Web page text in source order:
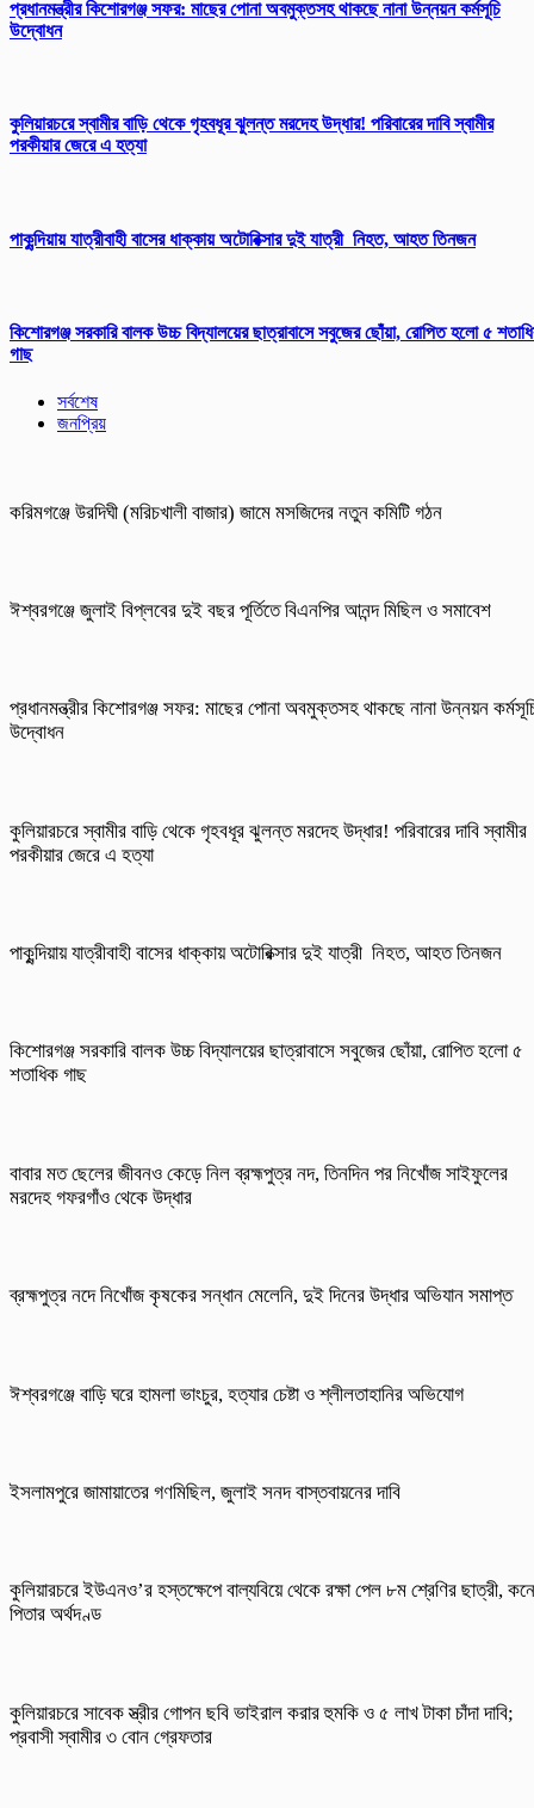
প্রধানমন্ত্রীর কিশোরগঞ্জ সফর: মাছের পোনা অবমুক্তসহ থাকছে নানা উন্নয়ন কর্মসূচি
উদ্বোধন
কুলিয়ারচরে স্বামীর বাড়ি থেকে গৃহবধূর ঝুলন্ত মরদেহ উদ্ধার! পরিবারের দাবি স্বামীর
পরকীয়ার জেরে এ হত্যা
পাকুন্দিয়ায় যাত্রীবাহী বাসের ধাক্কায় অটোরিক্সার দুই যাত্রী নিহত, আহত তিনজন
কিশোরগঞ্জ সরকারি বালক উচ্চ বিদ্যালয়ের ছাত্রাবাসে সবুজের ছোঁয়া, রোপিত হলো ৫
গাছ
সর্বশেষ
জনপ্রিয়
করিমগঞ্জে উরদিঘী (মরিচখালী বাজার) জামে মসজিদের নতুন কমিটি গঠন
ঈশ্বরগঞ্জে জুলাই বিপ্লবের দুই বছর পূর্তিতে বিএনপির আনন্দ মিছিল ও সমাবেশ
প্রধানমন্ত্রীর কিশোরগঞ্জ সফর: মাছের পোনা অবমুক্তসহ থাকছে নানা উন্নয়ন
উদ্বোধন
কুলিয়ারচরে স্বামীর বাড়ি থেকে গৃহবধূর ঝুলন্ত মরদেহ উদ্ধার! পরিবারের দাবি স্বামীর
পরকীয়ার জেরে এ হত্যা
পাকুন্দিয়ায় যাত্রীবাহী বাসের ধাক্কায় অটোরিক্সার দুই যাত্রী নিহত, আহত তিনজন
কিশোরগঞ্জ সরকারি বালক উচ্চ বিদ্যালয়ের ছাত্রাবাসে সবুজের ছোঁয়া, রোপিত হলো ৫
শতাধিক গাছ
বাবার মত ছেলের জীবনও কেড়ে নিল ব্রহ্মপুত্র নদ, তিনদিন পর নিখোঁজ সাইফুলের
মরদেহ গফরগাঁও থেকে উদ্ধার
ব্রহ্মপুত্র নদে নিখোঁজ কৃষকের সন্ধান মেলেনি, দুই দিনের উদ্ধার অভিযান সমাপ্ত
ঈশ্বরগঞ্জে বাড়ি ঘরে হামলা ভাংচুর, হত্যার চেষ্টা ও শ্লীলতাহানির অভিযোগ
ইসলামপুরে জামায়াতের গণমিছিল, জুলাই সনদ বাস্তবায়নের দাবি
কুলিয়ারচরে ইউএনও’র হস্তক্ষেপে বাল্যবিয়ে থেকে রক্ষা পেল ৮ম শ্রেণির ছাত্রী,
পিতার অর্থদণ্ড
কুলিয়ারচরে সাবেক স্ত্রীর গোপন ছবি ভাইরাল করার হুমকি ও ৫ লাখ টাকা চাঁদা দাবি;
প্রবাসী স্বামীর ৩ বোন গ্রেফতার